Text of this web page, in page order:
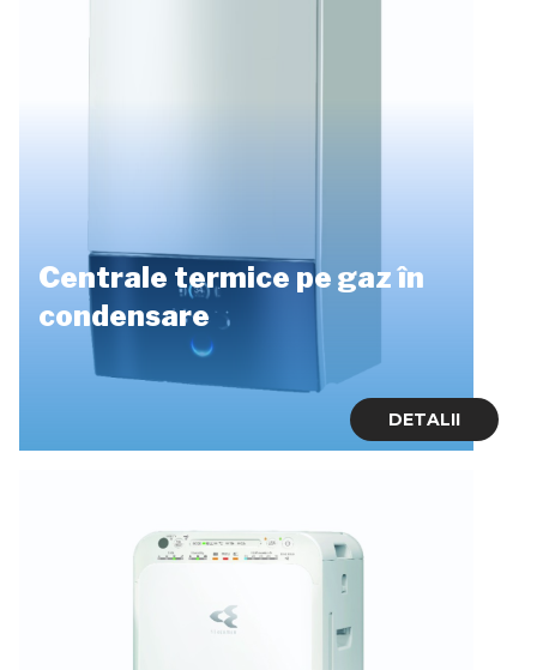
Centrale termice pe gaz în
condensare
DETALII